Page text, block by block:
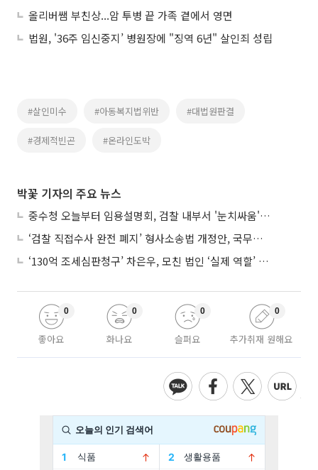
올리버쌤 부친상...암 투병 끝 가족 곁에서 영면
법원, '36주 임신중지’ 병원장에 "징역 6년" 살인죄 성립
#살인미수 #아동복지법위반 #대법원판결
#경제적빈곤 #온라인도박
박꽃 기자의 주요 뉴스
중수청 오늘부터 임용설명회, 검찰 내부서 '눈치싸움' 기류변화도
‘검찰 직접수사 완전 폐지’ 형사소송법 개정안, 국무회의 통과
‘130억 조세심판청구’ 차은우, 모친 법인 ‘실제 역할’ 다툴 듯
좋아요
0
화나요
0
슬퍼요
0
추가취재 원해요
0